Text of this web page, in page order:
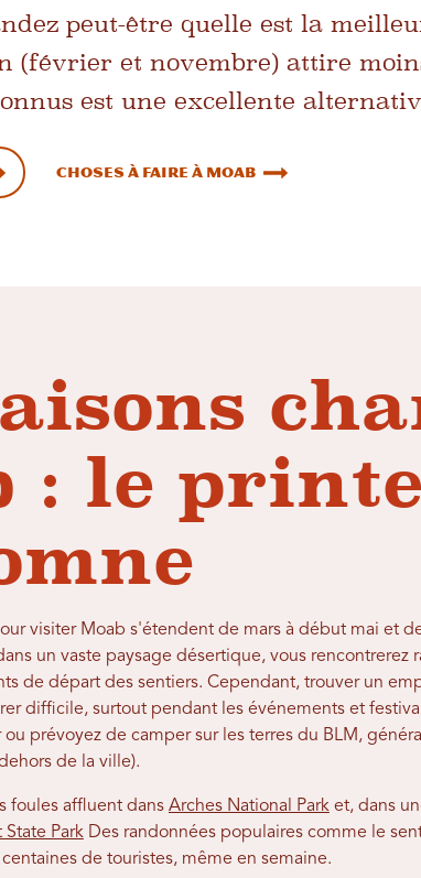
peut-être quelle est la
(février et novembre) attire
est une excellente
Choses à faire à Moab
: le
visiter Moab s'étendent de mars à début mai et
un vaste paysage désertique, vous
de départ des sentiers. Cependant, trouver un
difficile, surtout pendant les événements et
ou prévoyez de camper sur les terres du BLM,
de la ville).
foules affluent dans Arches National Parket, dans
State ParkDes randonnées populaires comme le
de touristes, même en semaine.